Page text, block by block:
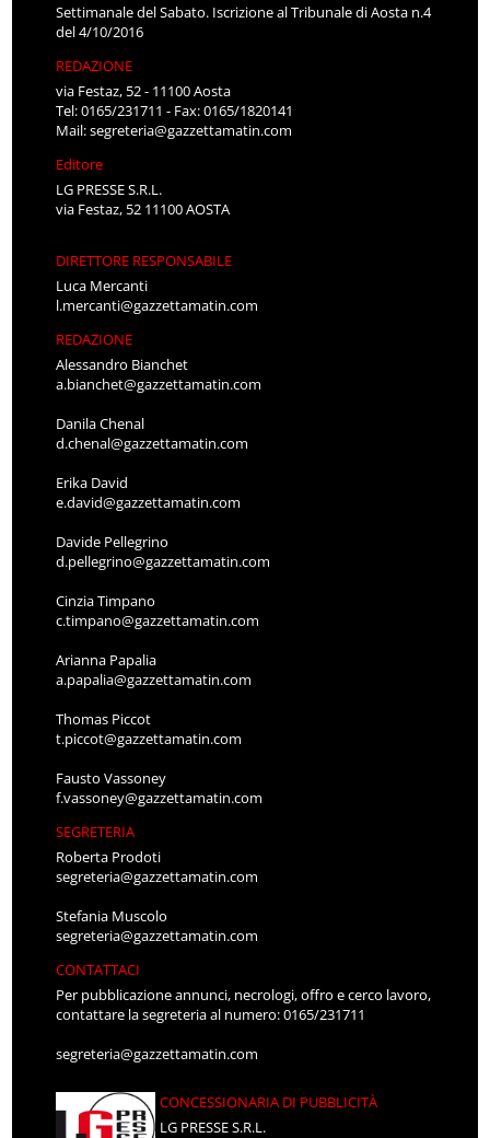
Settimanale del Sabato. Iscrizione al Tribunale di Aosta n.4
del 4/10/2016
REDAZIONE
via Festaz, 52 - 11100 Aosta
Tel: 0165/231711 - Fax: 0165/1820141
Mail:segreteria@gazzettamatin.com
Editore
LG PRESSE S.R.L.
via Festaz, 52 11100 AOSTA
DIRETTORE RESPONSABILE
Luca Mercanti
l.mercanti@gazzettamatin.com
REDAZIONE
Alessandro Bianchet
a.bianchet@gazzettamatin.com
Danila Chenal
d.chenal@gazzettamatin.com
Erika David
e.david@gazzettamatin.com
Davide Pellegrino
d.pellegrino@gazzettamatin.com
Cinzia Timpano
c.timpano@gazzettamatin.com
Arianna Papalia
a.papalia@gazzettamatin.com
Thomas Piccot
t.piccot@gazzettamatin.com
Fausto Vassoney
f.vassoney@gazzettamatin.com
SEGRETERIA
Roberta Prodoti
segreteria@gazzettamatin.com
Stefania Muscolo
segreteria@gazzettamatin.com
CONTATTACI
Per pubblicazione annunci, necrologi, offro e cerco lavoro,
contattare la segreteria al numero: 0165/231711
segreteria@gazzettamatin.com
CONCESSIONARIA DI PUBBLICITÀ
LG PRESSE S.R.L.